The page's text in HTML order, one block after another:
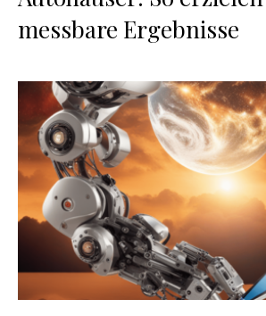
messbare Ergebnisse